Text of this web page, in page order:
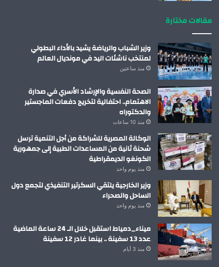
مقالات مختارة
وزير الشباب والرياضة يشيد بالأداء البطولي
لمنتخب ناشئات اليد في مونديال العالم
منذ ساعتين
الصحة النفسية والإرشاد الأسري في صدارة
الاهتمام.. احتفالية لتخريج دفعات الماجستير
والدكتوراه
منذ 10 ساعات
الوكالة المصرية للشراكة من أجل التنمية ترسل
شحنة ثانية من المساعدات الطبية إلى جمهورية
الكونغو الديمقراطية
منذ يوم واحد
وزير الخارجية يلتقي السكرتير التنفيذي لتجمع دول
الساحل والصحراء
منذ يوم واحد
ميناء_دمياط استقبل خلال الـ 24 ساعة الماضية
عدد 13 سفينة .. بينما غادر 12 سفينة
منذ 3 أيام